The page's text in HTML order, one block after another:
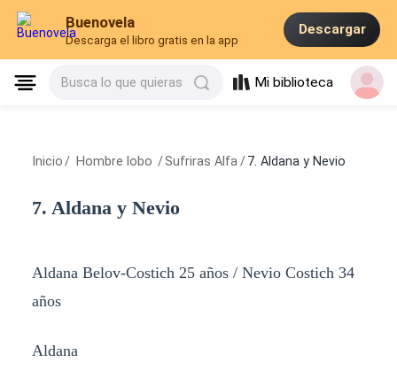
Buenovela
Descarga el libro gratis en la app
Descargar
Busca lo que quieras Mi biblioteca
Inicio / Hombre lobo /Sufriras Alfa / 7. Aldana y Nevio
7. Aldana y Nevio
Aldana Belov-Costich 25 años / Nevio Costich 34
años
Aldana